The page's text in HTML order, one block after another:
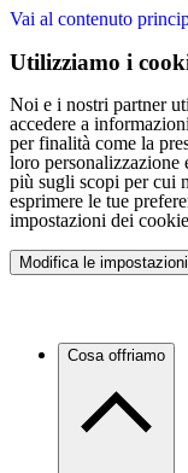
Vai al contenuto
Utilizziamo i
Noi e i nostri partner
accedere a
per finalità come la
loro personalizzazione
più sugli scopi per cui
esprimere le tue
impostazioni dei
Modifica le
Cosa offriamo